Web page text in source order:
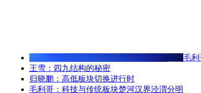
毛
王雪：四九结构的秘密
归晓鹏：高低板块切换进行时
毛利哥：科技与传统板块楚河汉界泾渭分明